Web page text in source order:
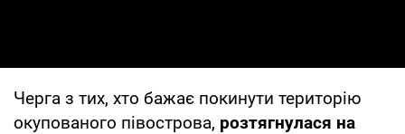
Черга з тих, хто бажає покинути територію
окупованого півострова, розтягнулася на